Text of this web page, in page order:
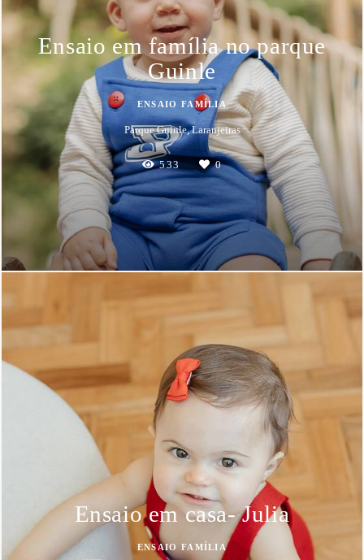
Ensaio em família no parque
Guinle
ENSAIO FAMÍLIA
Parque Guinle, Laranjeiras
533 0
Ensaio em casa- Julia
ENSAIO FAMÍLIA